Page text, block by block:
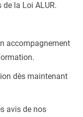
la Loi ALUR.
accompagnement
dès maintenant
avis de nos